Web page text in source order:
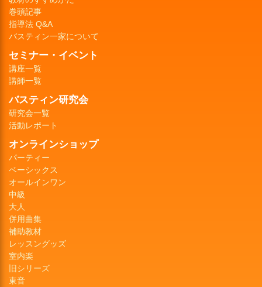
巻頭記事
指導法 Q&A
バスティン一家について
セミナー・イベント
講座一覧
講師一覧
バスティン研究会
研究会一覧
活動レポート
オンラインショップ
パーティー
ベーシックス
オールインワン
中級
大人
併用曲集
補助教材
レッスングッズ
室内楽
旧シリーズ
東音